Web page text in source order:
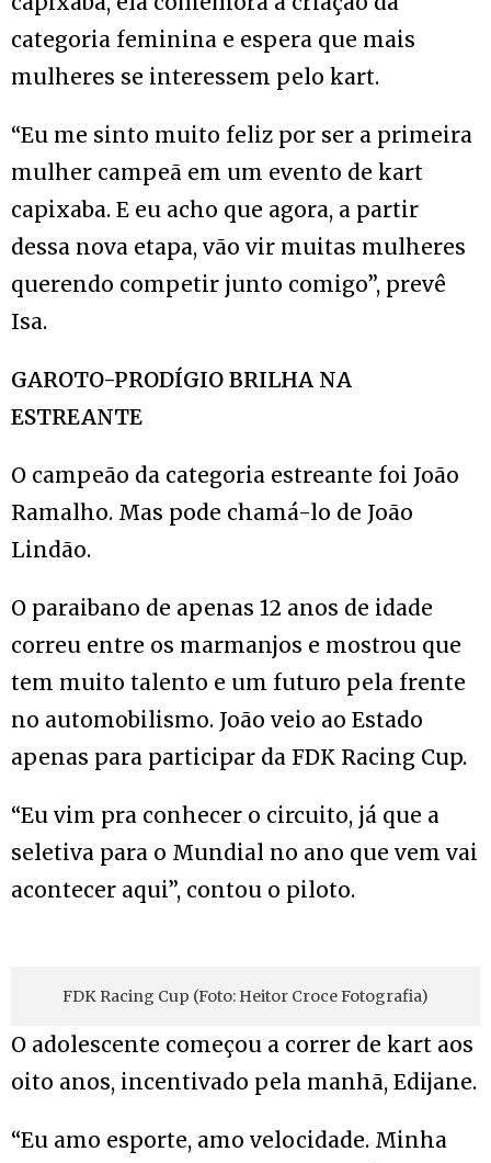
categoria feminina e espera que mais
mulheres se interessem pelo kart.
“Eu me sinto muito feliz por ser a primeira
mulher campeã em um evento de kart
capixaba. E eu acho que agora, a partir
dessa nova etapa, vão vir muitas mulheres
querendo competir junto comigo”, prevê
Isa.
GAROTO-PRODÍGIO BRILHA NA
ESTREANTE
O campeão da categoria estreante foi João
Ramalho. Mas pode chamá-lo de João
Lindão.
O paraibano de apenas 12 anos de idade
correu entre os marmanjos e mostrou que
tem muito talento e um futuro pela frente
no automobilismo. João veio ao Estado
apenas para participar da FDK Racing Cup.
“Eu vim pra conhecer o circuito, já que a
seletiva para o Mundial no ano que vem vai
acontecer aqui”, contou o piloto.
FDK Racing Cup (Foto: Heitor Croce Fotografia)
O adolescente começou a correr de kart aos
oito anos, incentivado pela manhã, Edijane.
“Eu amo esporte, amo velocidade. Minha